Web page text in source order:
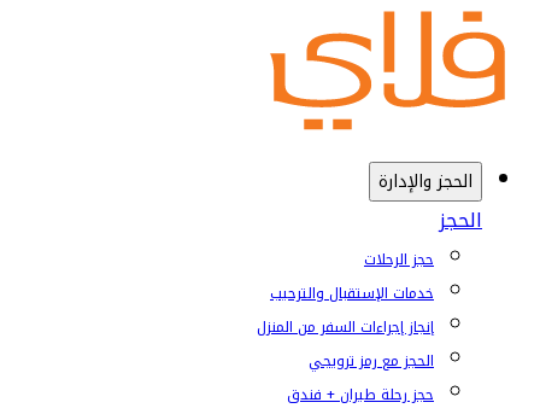
الحجز والإدارة
الحجز
حجز الرحلات
خدمات الإستقبال والترحيب
إنجاز إجراءات السفر من المنزل
الحجز مع رمز ترويجي
حجز رحلة طيران + فندق